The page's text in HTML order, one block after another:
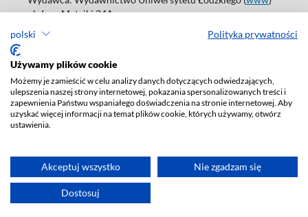
polski Polityka prywatności
Używamy plików cookie
Możemy je zamieścić w celu analizy danych dotyczących odwiedzających,
ulepszenia naszej strony internetowej, pokazania spersonalizowanych treści i
zapewnienia Państwu wspaniałego doświadczenia na stronie internetowej. Aby
uzyskać więcej informacji na temat plików cookie, których używamy, otwórz
ustawienia.
Akceptuj wszystko Nie zgadzam się
Dostosuj
ul. Jana Matejki 34A
Tel.: 42 235 01 65, fax: 42 66 55 86
Deklaracja dostępności